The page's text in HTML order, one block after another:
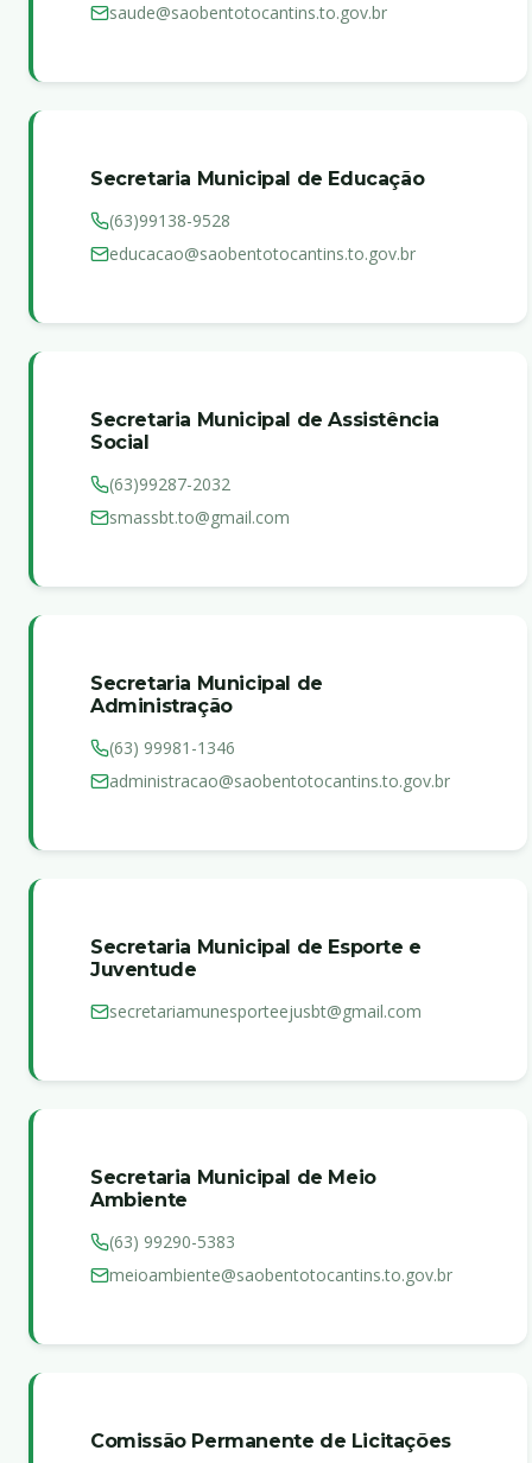
saude@saobentotocantins.to.gov.br
Secretaria Municipal de Educação
(63)99138-9528
educacao@saobentotocantins.to.gov.br
Secretaria Municipal de Assistência
Social
(63)99287-2032
smassbt.to@gmail.com
Secretaria Municipal de
Administração
(63) 99981-1346
administracao@saobentotocantins.to.gov.br
Secretaria Municipal de Esporte e
Juventude
secretariamunesporteejusbt@gmail.com
Secretaria Municipal de Meio
Ambiente
(63) 99290-5383
meioambiente@saobentotocantins.to.gov.br
Comissão Permanente de Licitações